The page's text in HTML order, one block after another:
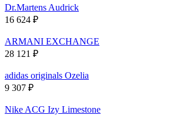
Dr.Martens Audrick
16 624 ₽
ARMANI EXCHANGE
28 121 ₽
adidas originals Ozelia
9 307 ₽
Nike ACG Izy Limestone